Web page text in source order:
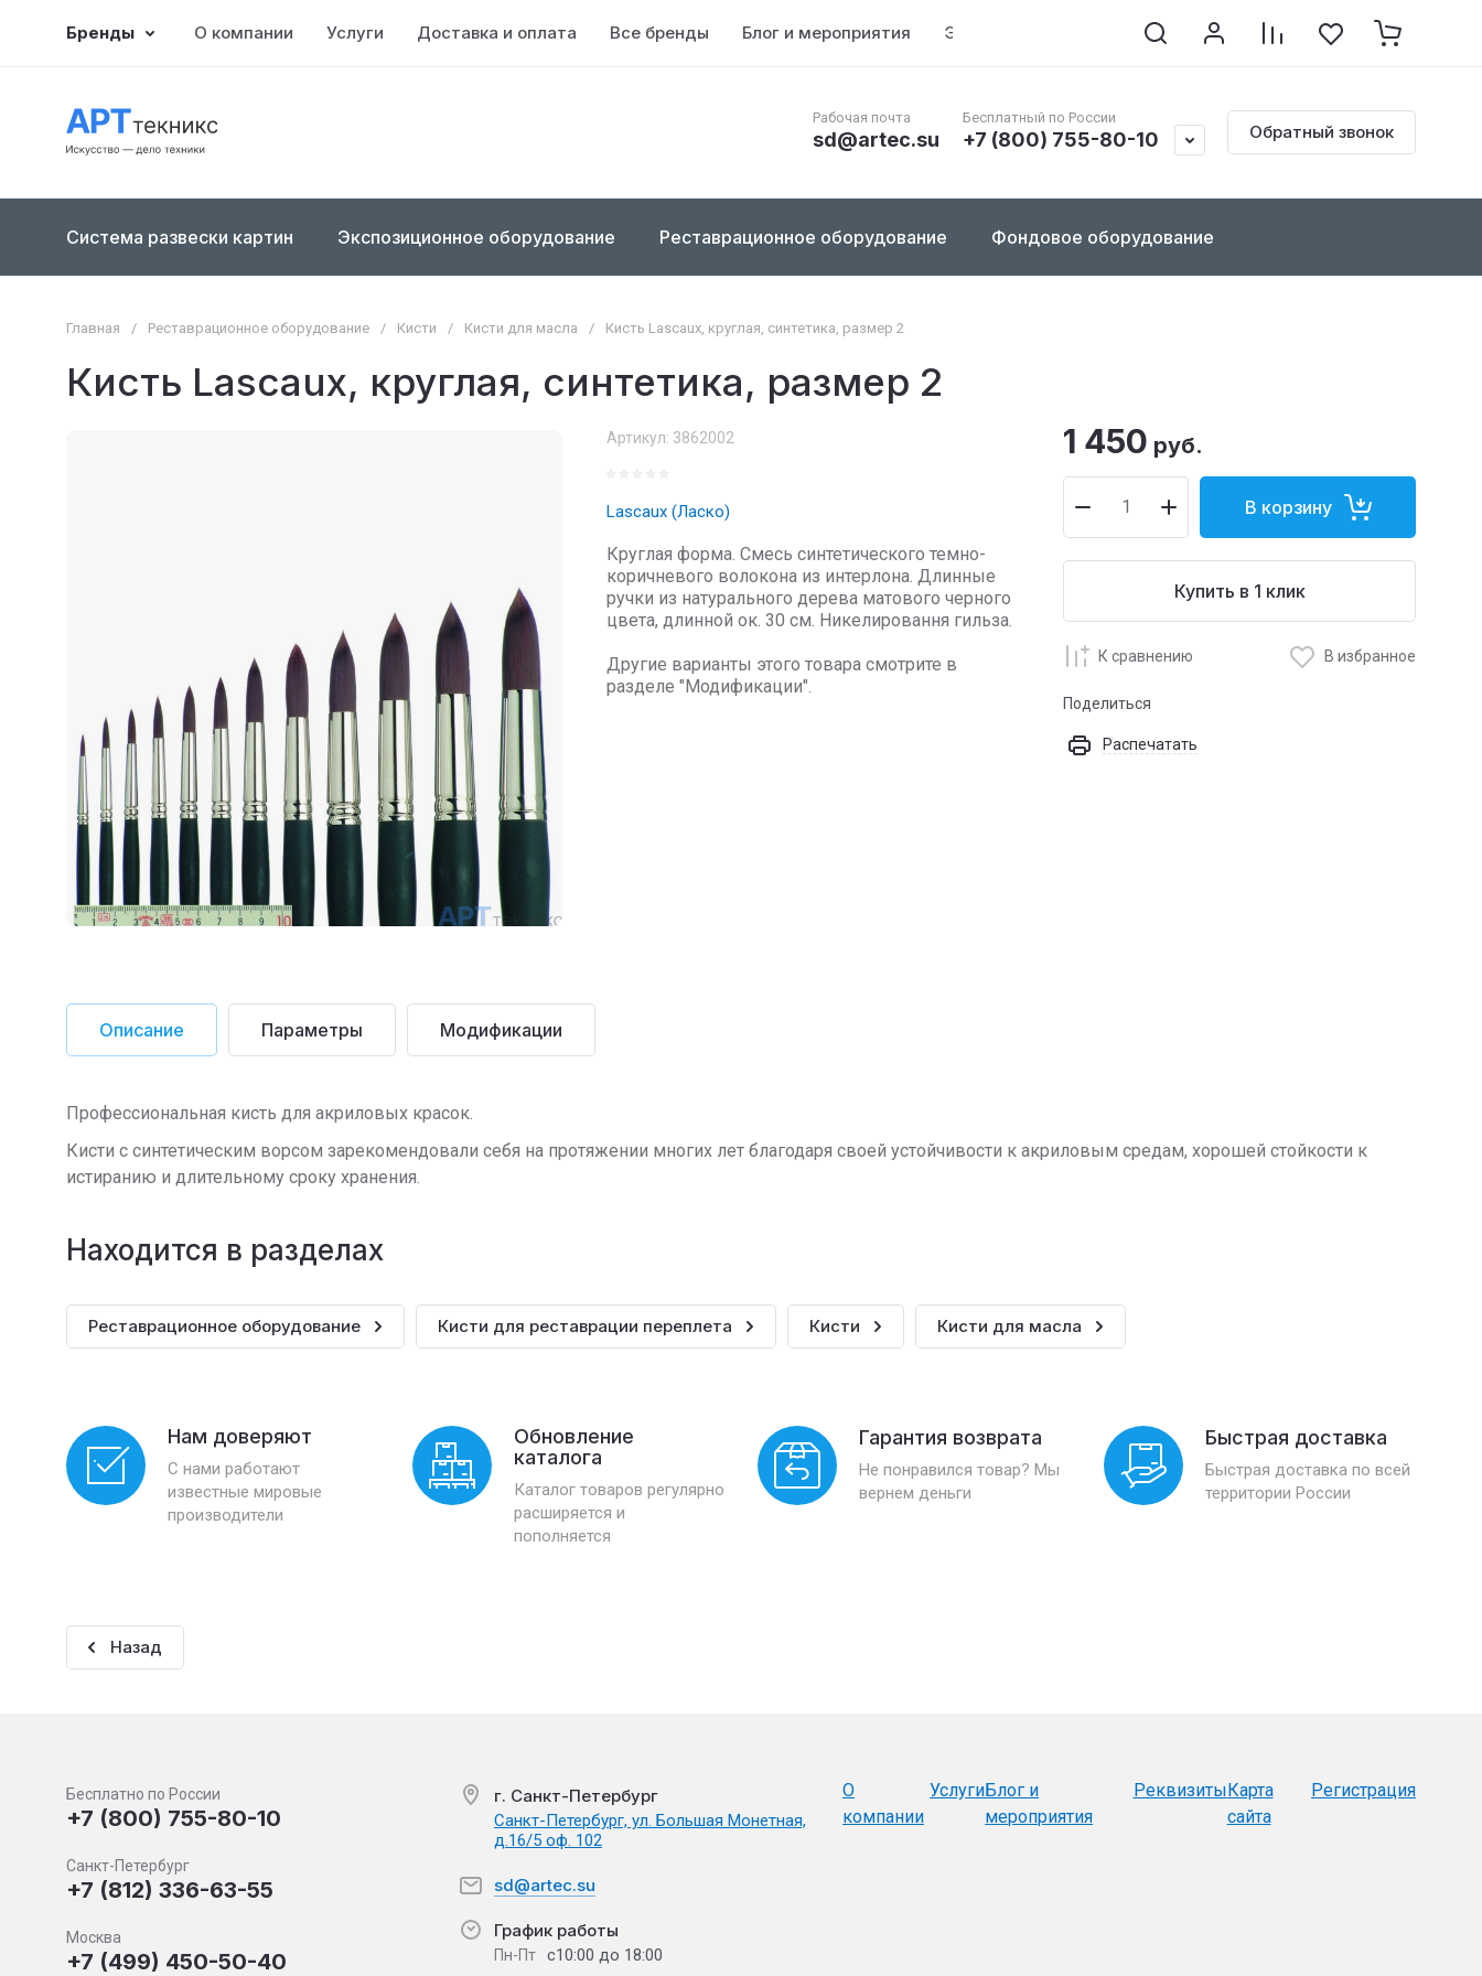
Бренды О компании Услуги Доставка и оплата Все бренды Блог и мероприятия Энциклопедия по реставрации Контакты Документы
Рабочая почта
sd@artec.su
Бесплатный по России
+7 (800) 755-80-10 Обратный звонок
Система развески картин Экспозиционное оборудование Реставрационное оборудование Фондовое оборудование
Главная / Реставрационное оборудование / Кисти / Кисти для масла / Кисть Lascaux, круглая, синтетика, размер 2
Кисть Lascaux, круглая, синтетика, размер 2
Артикул: 3862002
Lascaux (Ласко)
Круглая форма. Смесь синтетического темно-
коричневого волокона из интерлона. Длинные
ручки из натурального дерева матового черного
цвета, длинной ок. 30 см. Никелировання гильза.
Другие варианты этого товара смотрите в
разделе "Модификации".
1 450 руб.
В корзину
Купить в 1 клик
К сравнению В избранное
Поделиться
Распечатать
Описание Параметры Модификации
Профессиональная кисть для акриловых красок.
Кисти с синтетическим ворсом зарекомендовали себя на протяжении многих лет благодаря своей устойчивости к акриловым средам, хорошей стойкости к
истиранию и длительному сроку хранения.
Находится в разделах
Реставрационное оборудование Кисти для реставрации переплета Кисти Кисти для масла
Нам доверяют
С нами работают
известные мировые
производители
Обновление
каталога
Каталог товаров регулярно
расширяется и
пополняется
Гарантия возврата
Не понравился товар? Мы
вернем деньги
Быстрая доставка
Быстрая доставка по всей
территории России
Назад
Бесплатно по России
+7 (800) 755-80-10
Санкт-Петербург
+7 (812) 336-63-55
Москва
+7 (499) 450-50-40
г. Санкт-Петербург
Санкт-Петербург, ул. Большая Монетная,
д.16/5 оф. 102
sd@artec.su
График работы
Пн-Пт с10:00 до 18:00
О
компании
УслугиБлог и
мероприятия
РеквизитыКарта
сайта
Регистрация